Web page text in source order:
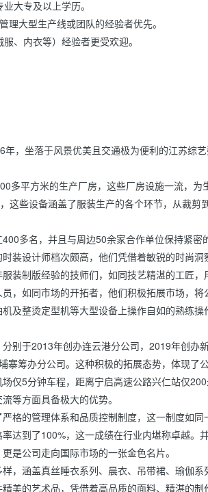
羽绒服、内衣等）经验者更受欢迎。
，坐落于风景优美且交通极为便利的江苏综
多平方米的生产厂房，这些厂房设施一流，
这些设备涵盖了服装生产的各个环节，从裁
多名，并且与周边50余家合作单位保持紧
装设计师档次颇高，他们凭借着敏锐的时尚
装制版经验的技师们，如同技艺精湛的工匠
，如同市场的开拓者，他们积极拓展市场，
及整烫定型机等大型设备上操作自如的熟练
别于2013年创办连云港分公司，2019年创办
寨筹办分公司。这种积极的拓展态势，体现了
仅5分钟车程，距离宁启高速公路兴仁站仅
等方面具备极大的优势。
格的管理体系和品质控制制度，这一制度如
达到了100%，这一成绩在行业内堪称卓越。
是公司走向国际市场的一张金色名片。
，涵盖真丝睡衣系列、晨衣、吊带裙、瑜伽
美的艺术品，凭借着高品质的面料、精湛的